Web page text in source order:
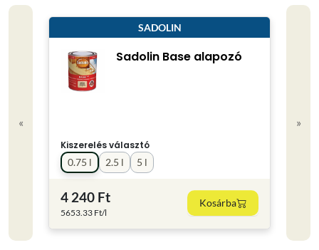
«
SADOLIN
Sadolin Base alapozó
Kiszerelés választó
0.75 l
2.5 l 5 l
4 240 Ft
5653.33 Ft/l
Kosárba
»